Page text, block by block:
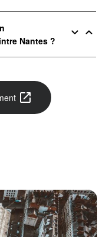
Nantes ?
expand_more expand_less
open_in_new